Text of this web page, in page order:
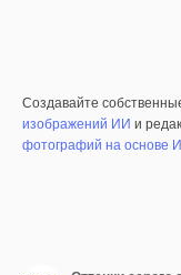
Создавайте
изображений ИИ и
фотографий на основе